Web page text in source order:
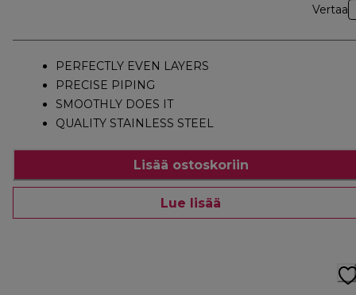
Vertaa
PERFECTLY EVEN LAYERS
PRECISE PIPING
SMOOTHLY DOES IT
QUALITY STAINLESS STEEL
Lisää ostoskoriin
Lue lisää